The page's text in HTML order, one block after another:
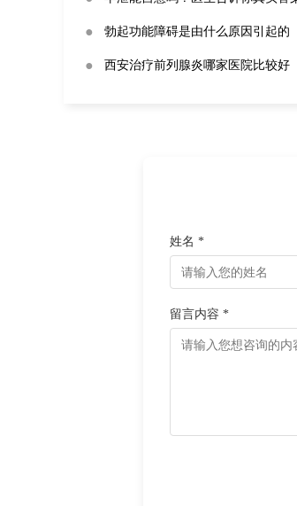
● 勃起功能障碍是由什么原因引起的
● 西安治疗前列腺炎哪家医院比较好
姓名 *
留言内容 *